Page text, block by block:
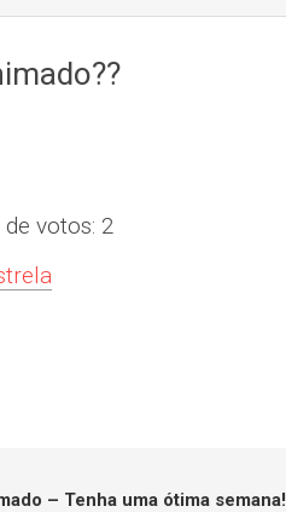
votos: 2
– Tenha uma ótima semana!